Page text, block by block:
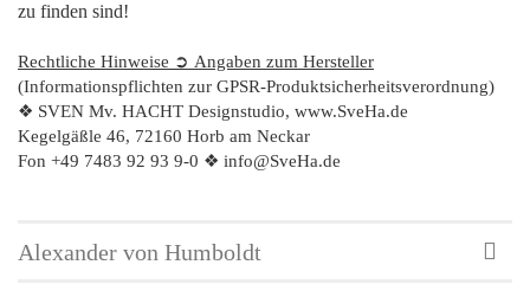
zu finden sind!
Rechtliche Hinweise ➲ Angaben zum Hersteller
(Informationspflichten zur GPSR-Produktsicherheitsverordnung)
❖ SVEN Mv. HACHT Designstudio, www.SveHa.de
Kegelgäßle 46, 72160 Horb am Neckar
Fon +49 7483 92 93 9-0 ❖ info@SveHa.de
Alexander von Humboldt